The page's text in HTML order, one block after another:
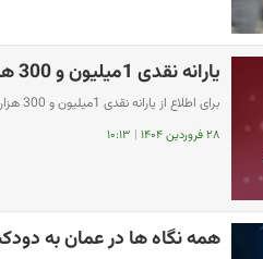
یارانه نقدی 1میلیون و 300 هزار تومانی واریز شد
برای اطلاع از یارانه نقدی 1میلیون و 300 هزار تومانی مطلب زیر را بخوانید.
۲۸ فروردین ۱۴۰۴ | ۱۰:۱۳
همه نگاه ها در عمان به